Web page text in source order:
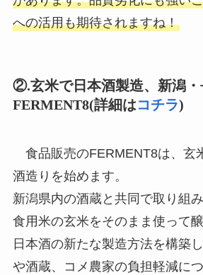
への活用も期待されますね！
②.玄米で日本酒製造、新潟・
FERMENT8(詳細はコチラ)
食品販売のFERMENT8は、玄
酒造りを始めます。
新潟県内の酒蔵と共同で取り組
食用米の玄米をそのまま使って醸
日本酒の新たな製造方法を構築
や酒蔵、コメ農家の負担軽減に